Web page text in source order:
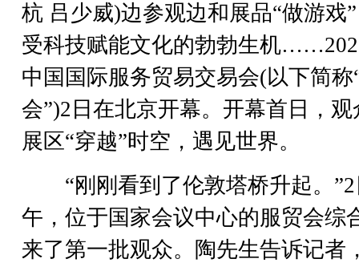
杭 吕少威)边参观边和展品“做游戏
受科技赋能文化的勃勃生机
中国国际服务贸易交易会(以下简称
会”)2日在北京开幕。开幕首日，观
展区“穿越”时空，遇见世界。
“刚刚看到了伦敦塔桥升起。”2
午，位于国家会议中心的服贸会综
来了第一批观众。陶先生告诉记者